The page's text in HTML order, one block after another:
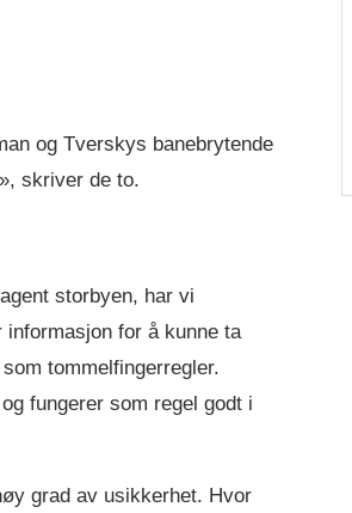
og Tverskys banebrytende
skriver de to.
storbyen, har vi
for å kunne ta
tommelfingerregler.
fungerer som regel godt i
grad av usikkerhet. Hvor